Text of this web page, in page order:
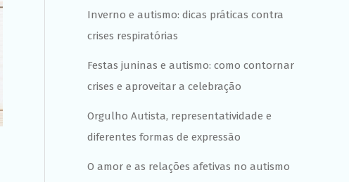
Inverno e autismo: dicas práticas contra
crises respiratórias
Festas juninas e autismo: como contornar
crises e aproveitar a celebração
Orgulho Autista, representatividade e
diferentes formas de expressão
O amor e as relações afetivas no autismo